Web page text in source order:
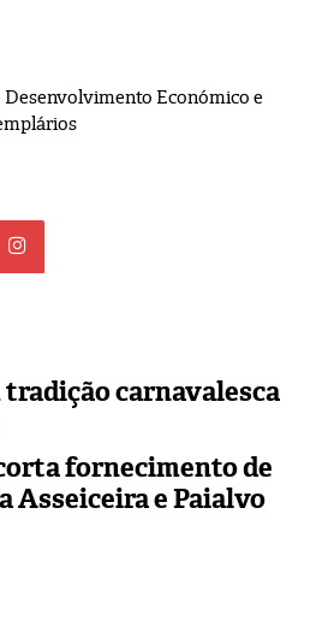
Desenvolvimento Económico e
carnavalesca
fornecimento de
Asseiceira e Paialvo